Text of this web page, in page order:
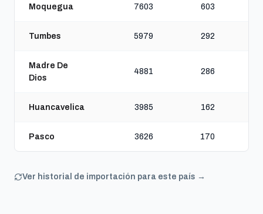
Moquegua 7603 603
Tumbes 5979 292
Madre De
Dios
4881 286
Huancavelica 3985 162
Pasco 3626 170
Ver historial de importación para este país →